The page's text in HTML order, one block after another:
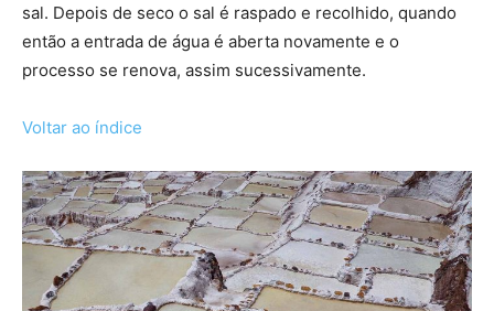
sal. Depois de seco o sal é raspado e recolhido, quando
então a entrada de água é aberta novamente e o
processo se renova, assim sucessivamente.
Voltar ao índice